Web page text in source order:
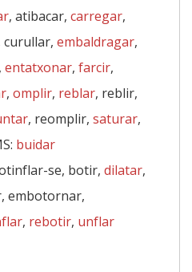
, atibacar, carregar,
curullar, embaldragar,
, entatxonar, farcir,
, omplir, reblar, reblir,
, reomplir, saturar,
buidar
se, botir, dilatar,
embotornar,
, rebotir, unflar